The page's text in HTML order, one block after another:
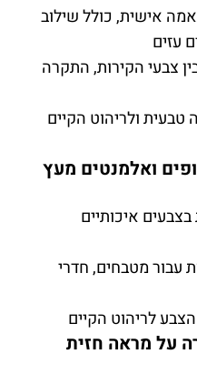
אישית, כולל שילוב
עזים
צבעי הקירות, התקרה
ולריהוט הקיים
ואלמנטים מעץ
איכותיים
עבור מטבחים, חדרי
לריהוט הקיים
על מראה חזית